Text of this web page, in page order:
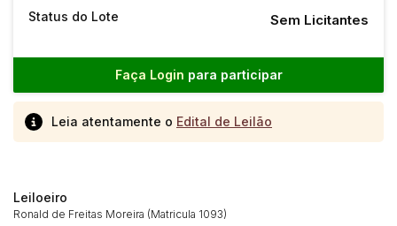
Status do Lote Sem Licitantes
Faça Login para participar
Leia atentamente o Edital de Leilão
Leiloeiro
Ronald de Freitas Moreira (Matricula 1093)